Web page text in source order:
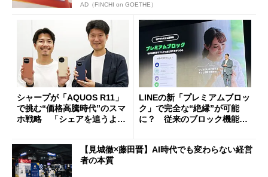
AD（FINCHI on GOETHE）
シャープが「AQUOS R11」
で挑む“価格高騰時代”のスマ
ホ戦略 「シェアを追うより
LINEの新「プレミアムブロッ
ク」で完全な“絶縁”が可能
に？ 従来のブロック機能と
【見城徹×藤田晋】AI時代でも変わらない経営
者の本質